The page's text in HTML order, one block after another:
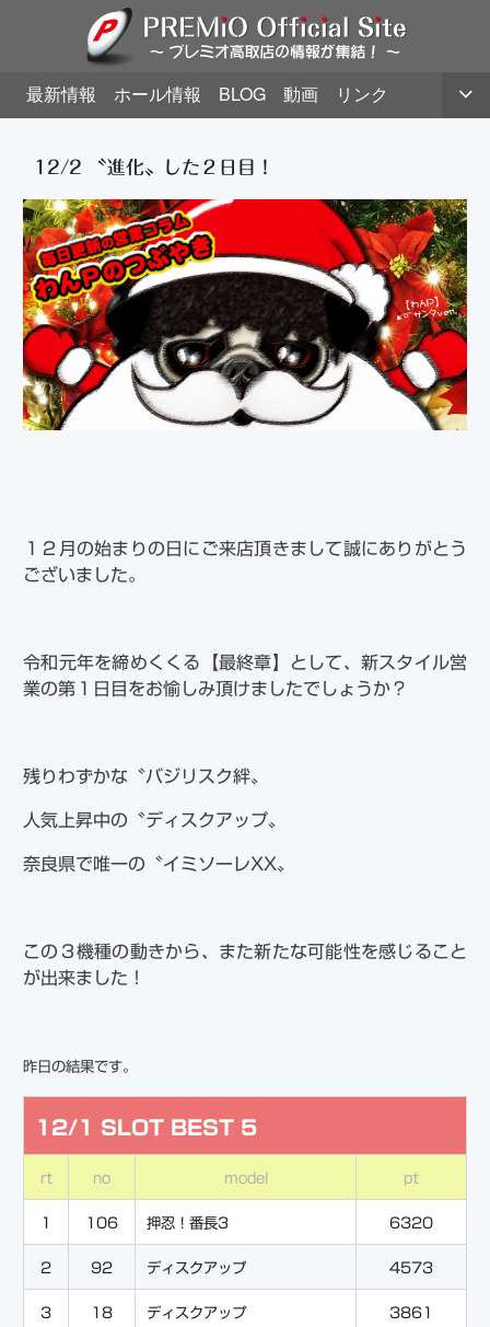
最新情報 ホール情報 BLOG 動画 リンク
12/2 〝進化〟した２日目！
１２月の始まりの日にご来店頂きまして誠にありがとう
ございました。
令和元年を締めくくる【最終章】として、新スタイル営
業の第１日目をお愉しみ頂けましたでしょうか？
残りわずかな〝バジリスク絆〟
人気上昇中の〝ディスクアップ〟
奈良県で唯一の〝イミソーレXX〟
この３機種の動きから、また新たな可能性を感じること
が出来ました！
昨日の結果です。
12/1 SLOT BEST 5
rt no model pt
1 106 押忍！番長3 6320
2 92 ディスクアップ 4573
3 18 ディスクアップ 3861